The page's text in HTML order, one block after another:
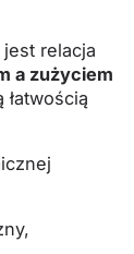
relacja
a zużyciem